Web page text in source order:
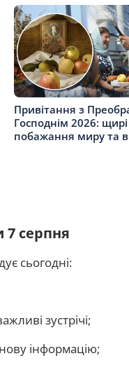
Привітання з
Господнім 2026: щирі
побажання миру та
серпня
сьогодні:
зустрічі;
інформацію;